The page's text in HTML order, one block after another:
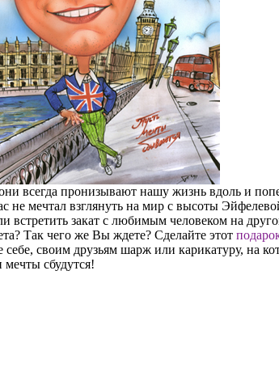
всегда пронизывают нашу жизнь вдоль и
не мечтал взглянуть на мир с высоты
встретить закат с любимым человеком на
Так чего же Вы ждете? Сделайте этот
себе, своим друзьям шарж или карикатуру, на
сбудутся!